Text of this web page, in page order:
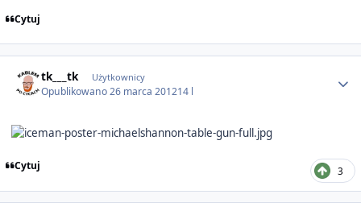
Cytuj
tk___tk Użytkownicy
Opublikowano26 marca 201214 l
Cytuj 3